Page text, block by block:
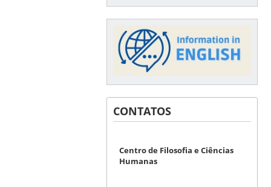
CONTATOS
Centro de Filosofia e Ciências
Humanas